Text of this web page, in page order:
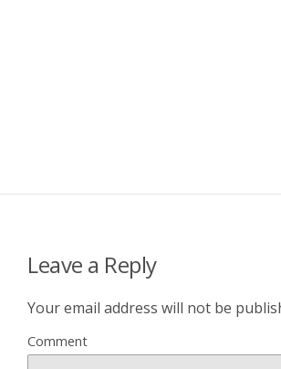
Leave a Reply
Your email address will not be
Comment